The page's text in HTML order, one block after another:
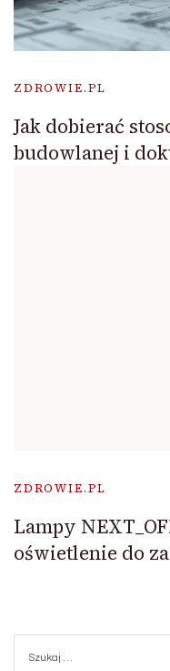
ZDROWIE.PL
Jak dobierać
budowlanej i
ZDROWIE.PL
Lampy
oświetlenie do